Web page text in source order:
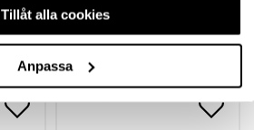
Tillåt alla cookies
Anpassa